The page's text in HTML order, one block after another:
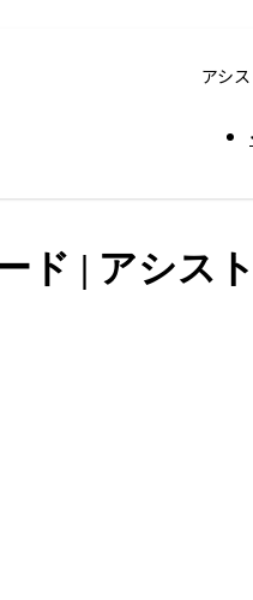
アシ
ド | アシス